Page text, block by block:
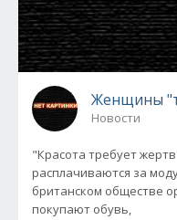
Женщины
Новости
"Красота требует
расплачиваются за
британском обществе
покупают обувь,